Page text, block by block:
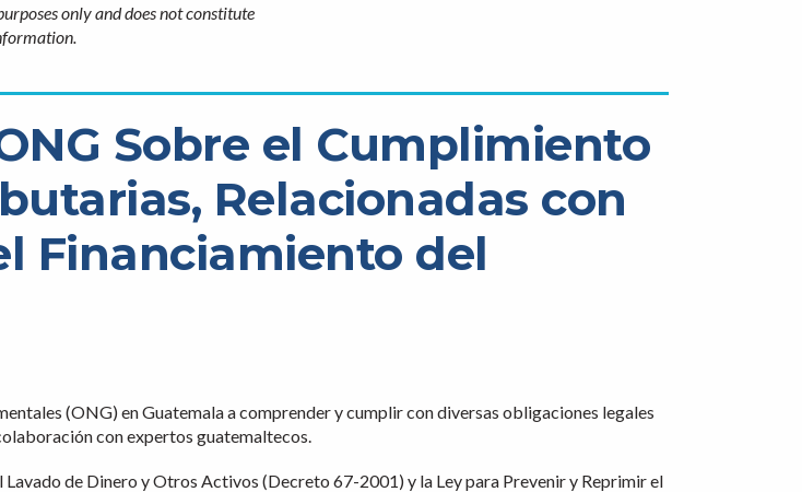
only and does not constitute
Sobre el Cumplimiento
Relacionadas con
Financiamiento del
(ONG) en Guatemala a comprender y cumplir con diversas obligaciones legales
con expertos guatemaltecos.
Lavado de Dinero y Otros Activos (Decreto 67-2001) y la Ley para Prevenir y Reprimir el